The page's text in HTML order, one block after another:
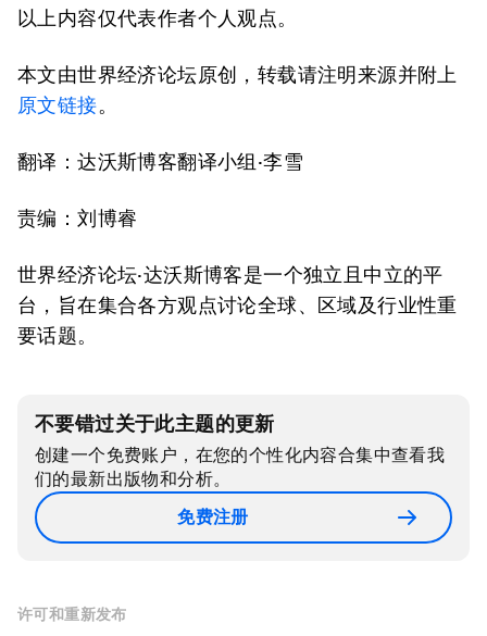
以上内容仅代表作者个人观点。
本文由世界经济论坛原创，转载请注明来源并附上
原文链接。
翻译：达沃斯博客翻译小组·李雪
责编：刘博睿
世界经济论坛·达沃斯博客是一个独立且中立的平
台，旨在集合各方观点讨论全球、区域及行业性重
要话题。
不要错过关于此主题的更新
创建一个免费账户，在您的个性化内容合集中查看我
们的最新出版物和分析。
免费注册
许可和重新发布